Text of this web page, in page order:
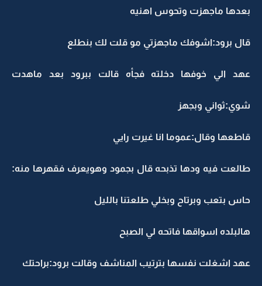
بعدها ماجهزت وتحوس اهنيه
قال برود:اشوفك ماجهزتي مو قلت لك بنطلع
عهد الي خوفها دخلته فجأه قالت ببرود بعد ماهدت
شوي:ثواني وبجهز
قاطعها وقال:عموما انا غيرت رايي
طالعت فيه ودها تذبحه قال بجمود وهويعرف فقهرها منه:
حاس بتعب وبرتاح وبخلي طلعتنا بالليل
هالبلده اسواقها فاتحه لي الصبح
عهد اشغلت نفسها بترتيب المناشف وقالت برود:براحتك